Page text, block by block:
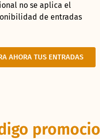
no se aplica el
de entradas
AHORA TUS ENTRADAS